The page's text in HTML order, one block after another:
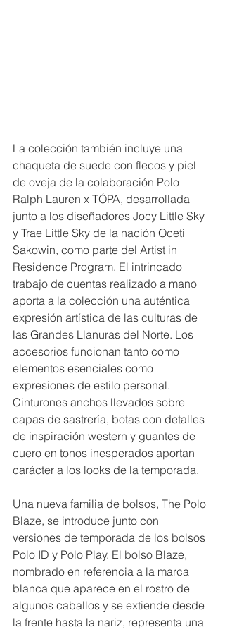
La colección también incluye una
chaqueta de suede con flecos y piel
de oveja de la colaboración Polo
Ralph Lauren x TÓPA, desarrollada
junto a los diseñadores Jocy Little Sky
y Trae Little Sky de la nación Oceti
Sakowin, como parte del Artist in
Residence Program. El intrincado
trabajo de cuentas realizado a mano
aporta a la colección una auténtica
expresión artística de las culturas de
las Grandes Llanuras del Norte. Los
accesorios funcionan tanto como
elementos esenciales como
expresiones de estilo personal.
Cinturones anchos llevados sobre
capas de sastrería, botas con detalles
de inspiración western y guantes de
cuero en tonos inesperados aportan
carácter a los looks de la temporada.
Una nueva familia de bolsos, The Polo
Blaze, se introduce junto con
versiones de temporada de los bolsos
Polo ID y Polo Play. El bolso Blaze,
nombrado en referencia a la marca
blanca que aparece en el rostro de
algunos caballos y se extiende desde
la frente hasta la nariz, representa una